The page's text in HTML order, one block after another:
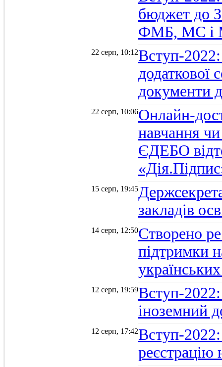
бюджет до
ФМБ, МС і
22 серп, 10:12Вступ-
додаткової
документи
22 серп, 10:06Онлайн-
навчання
ЄДЕБО
15 серп, 19:45
закладів
14 серп, 12:50Створено
підтримки
12 серп, 19:59Вступ-
іноземний
12 серп, 17:42Вступ-